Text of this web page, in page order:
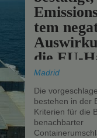
tem
die EU-
Madrid
Die
bestehen in der
Kriterien für die
benachbarter